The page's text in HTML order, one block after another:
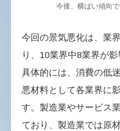
今後、横ばい傾向
今回の景気悪化は、業
り、10業界中8業界が影
具体的には、消費の低
悪材料として各業界に
す。製造業やサービス
ており、製造業では原